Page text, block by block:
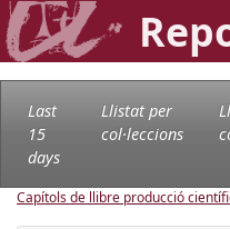
Last
15
days
Llistat per
col·leccions
Capítols de llibre producció